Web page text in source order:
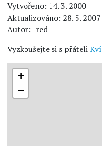
Vytvořeno: 14. 3. 2000
Aktualizováno: 28. 5. 2007
Autor: -red-
Vyzkoušejte si s přáteli
+
−